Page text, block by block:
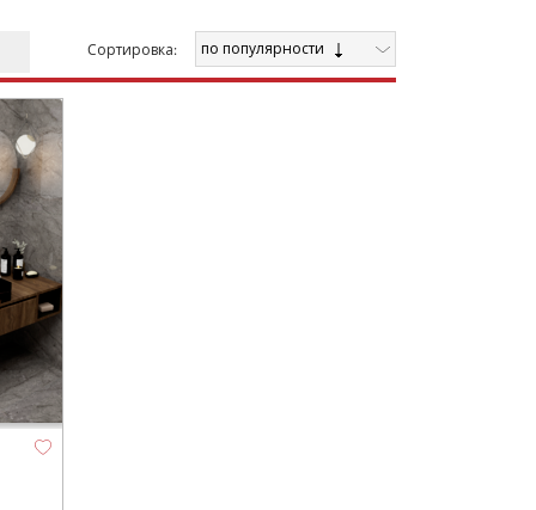
Cортировка: по популярности